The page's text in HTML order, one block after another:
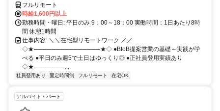
フルリモート
時給1,600円以上
勤務時間・曜日: 平日のみ 9：00～18：00 実働時間：1日あたり8時
間 休憩1時間
仕事内容: ＼＼在宅型リモートワーク ／／
◇★───────────────★◇ ●BtoB提案営業の基礎～実践が学
べる ●平日のみ週5で土日はゆっくり◎ ●正社員登用実績あり
◇★───────...
社員登用あり 固定時間制 フルリモート 在宅OK
アルバイト・パート